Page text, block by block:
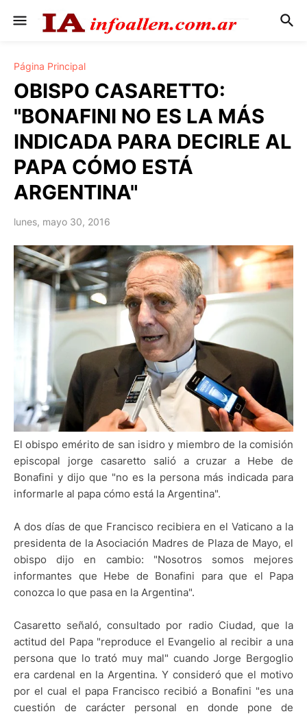
Página Principal
OBISPO CASARETTO:
"BONAFINI NO ES LA MÁS
INDICADA PARA DECIRLE AL
PAPA CÓMO ESTÁ
ARGENTINA"
lunes, mayo 30, 2016
El obispo emérito de san isidro y miembro de la comisión
episcopal jorge casaretto salió a cruzar a Hebe de
Bonafini y dijo que "no es la persona más indicada para
informarle al papa cómo está la Argentina".
A dos días de que Francisco recibiera en el Vaticano a la
presidenta de la Asociación Madres de Plaza de Mayo, el
obispo dijo en cambio: "Nosotros somos mejores
informantes que Hebe de Bonafini para que el Papa
conozca lo que pasa en la Argentina".
Casaretto señaló, consultado por radio Ciudad, que la
actitud del Papa "reproduce el Evangelio al recibir a una
persona que lo trató muy mal" cuando Jorge Bergoglio
era cardenal en la Argentina. Y consideró que el motivo
por el cual el papa Francisco recibió a Bonafini "es una
cuestión de carácter personal en donde pone de